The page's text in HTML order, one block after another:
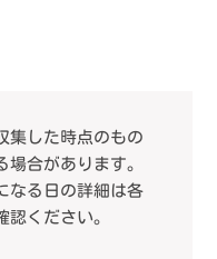
集した時点のもの
合があります。
なる日の詳細は各
認ください。